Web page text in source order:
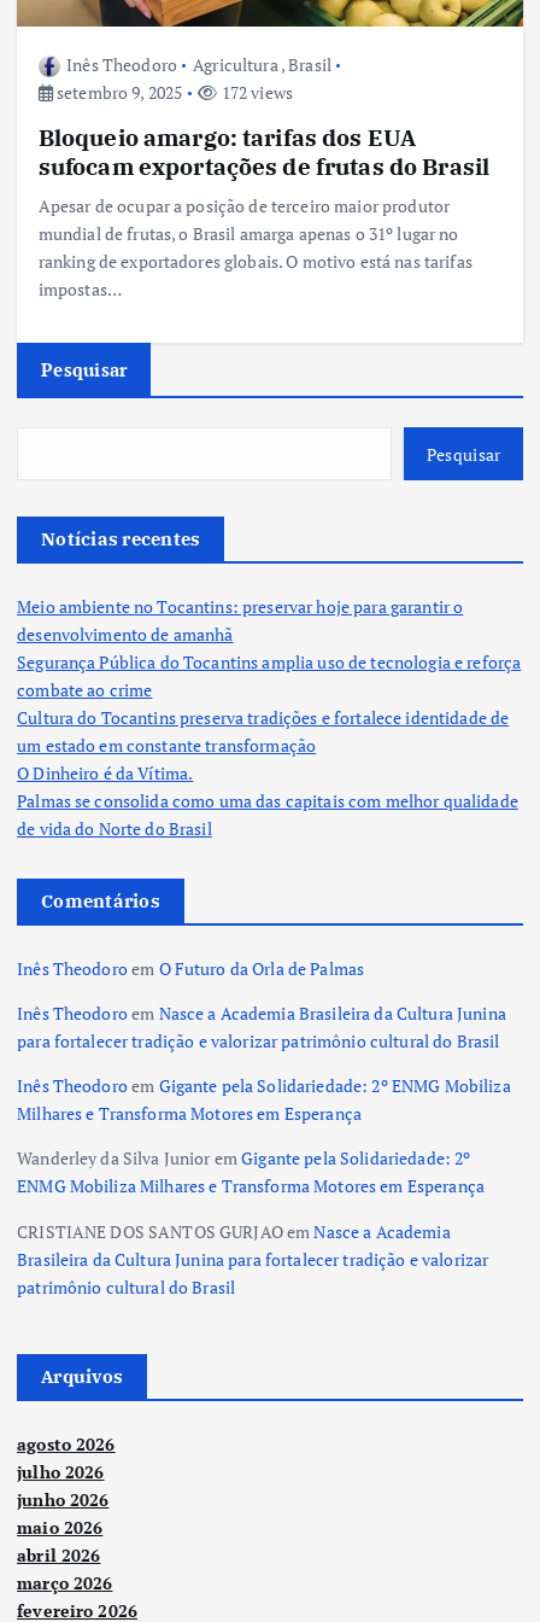
Inês Theodoro Agricultura ,Brasil
setembro 9, 2025
172 views
Bloqueio amargo: tarifas dos EUA
sufocam exportações de frutas do Brasil
Apesar de ocupar a posição de terceiro maior produtor
mundial de frutas, o Brasil amarga apenas o 31º lugar no
ranking de exportadores globais. O motivo está nas tarifas
impostas…
Pesquisar
Pesquisar
Notícias recentes
Meio ambiente no Tocantins: preservar hoje para garantir o
desenvolvimento de amanhã
Segurança Pública do Tocantins amplia uso de tecnologia e reforça
combate ao crime
Cultura do Tocantins preserva tradições e fortalece identidade de
um estado em constante transformação
O Dinheiro é da Vítima.
Palmas se consolida como uma das capitais com melhor qualidade
de vida do Norte do Brasil
Comentários
Inês Theodoroem O Futuro da Orla de Palmas
Inês Theodoroem Nasce a Academia Brasileira da Cultura Junina
para fortalecer tradição e valorizar patrimônio cultural do Brasil
Inês Theodoroem Gigante pela Solidariedade: 2º ENMG Mobiliza
Milhares e Transforma Motores em Esperança
Wanderley da Silva JunioremGigante pela Solidariedade: 2º
ENMG Mobiliza Milhares e Transforma Motores em Esperança
CRISTIANE DOS SANTOS GURJAOemNasce a Academia
Brasileira da Cultura Junina para fortalecer tradição e valorizar
patrimônio cultural do Brasil
Arquivos
agosto 2026
julho 2026
junho 2026
maio 2026
abril 2026
março 2026
fevereiro 2026